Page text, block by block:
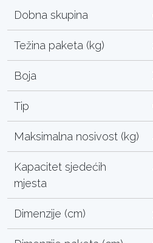
Dobna skupina
Težina paketa (kg)
Boja
Tip
Maksimalna nosivost (kg)
Kapacitet sjedećih
mjesta
Dimenzije (cm)